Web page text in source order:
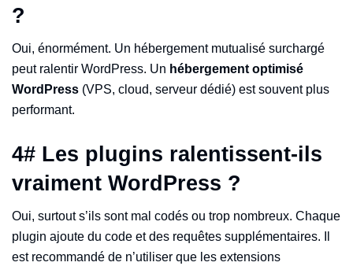
?
Oui, énormément. Un hébergement mutualisé surchargé
peut ralentir WordPress. Un hébergement optimisé
WordPress (VPS, cloud, serveur dédié) est souvent plus
performant.
4# Les plugins ralentissent-ils
vraiment WordPress ?
Oui, surtout s’ils sont mal codés ou trop nombreux. Chaque
plugin ajoute du code et des requêtes supplémentaires. Il
est recommandé de n’utiliser que les extensions